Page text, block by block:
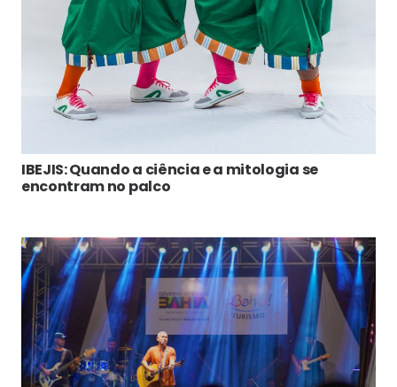
IBEJIS: Quando a ciência e a mitologia se
encontram no palco